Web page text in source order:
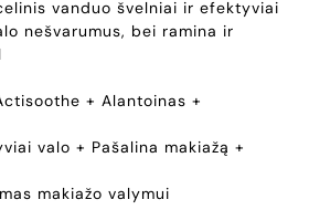
vanduo švelniai ir efektyviai
nešvarumus, bei ramina ir
+ Alantoinas +
valo + Pašalina makiažą +
makiažo valymui